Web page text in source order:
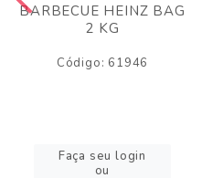
BARBECUE HEINZ BAG
2 KG
Código: 61946
Faça seu login
ou